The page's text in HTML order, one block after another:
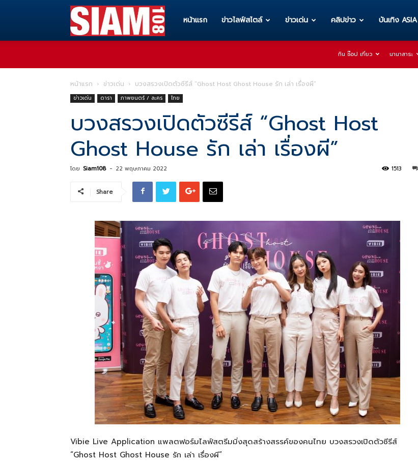
Siam108
ข่าวสาร
เรื่อง
ราว
ที่
ความ
จริง
หน้าแรก ข่าวไลฟ์สไตล์ ข่าวเด่น คลิปข่าว บันเทิง ASIA
กิน ช๊อป เที่ยว นานาสาระ
หน้าแรก ข่าวเด่น บวงสรวงเปิดตัวซีรีส์ “Ghost Host Ghost House รัก เล่า เรื่องผี”
ข่าวเด่น ดารา ภาพยนตร์ / ละคร ไทย
บวงสรวงเปิดตัวซีรีส์ “Ghost Host
Ghost House รัก เล่า เรื่องผี”
โดย Siam108 - 22 พฤษภาคม 2022 1513
Share
Vibie Live Application แพลตฟอร์มไลฟ์สตรีมมิ่งสุดสร้างสรรค์ของคนไทย บวงสรวงเปิดตัวซีรีส์
“Ghost Host Ghost House รัก เล่า เรื่องผี”